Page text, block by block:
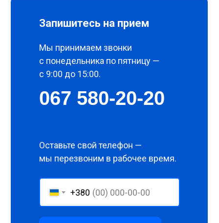
Запишитесь на прием
Мы принимаем звонки
с понедельника по пятницу —
с 9:00 до 15:00.
067 580-20-20
+380
Оставьте свой телефон —
мы перезвоним в рабочее время.